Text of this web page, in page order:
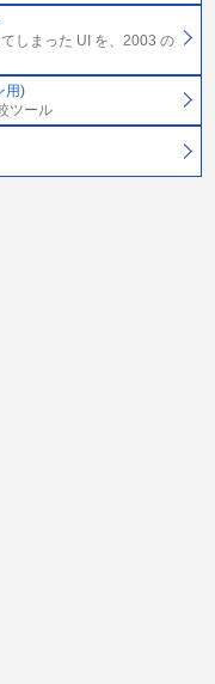
しまった UI を、2003 の
用)
ツール